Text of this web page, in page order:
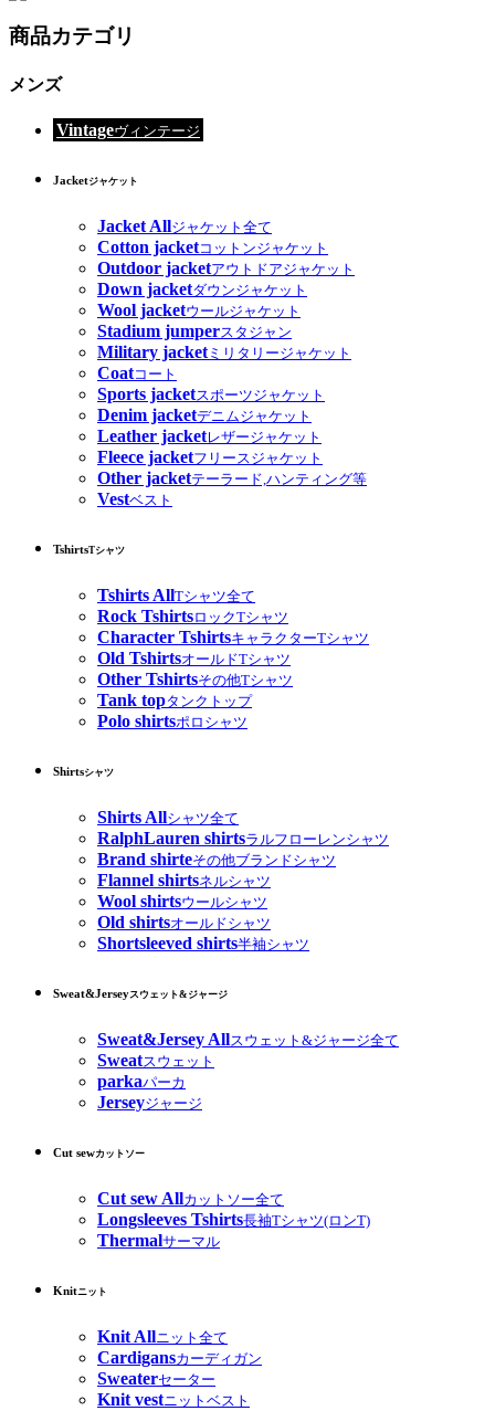
商品カテゴリ
メンズ
Vintageヴィンテージ
Jacketジャケット
Jacket Allジャケット全て
Cotton jacketコットンジャケット
Outdoor jacketアウトドアジャケット
Down jacketダウンジャケット
Wool jacketウールジャケット
Stadium jumperスタジャン
Military jacketミリタリージャケット
Coatコート
Sports jacketスポーツジャケット
Denim jacketデニムジャケット
Leather jacketレザージャケット
Fleece jacketフリースジャケット
Other jacketテーラード,ハンティング等
Vestベスト
TshirtsTシャツ
Tshirts AllTシャツ全て
Rock TshirtsロックTシャツ
Character TshirtsキャラクターTシャツ
Old TshirtsオールドTシャツ
Other Tshirtsその他Tシャツ
Tank topタンクトップ
Polo shirtsポロシャツ
Shirtsシャツ
Shirts Allシャツ全て
RalphLauren shirtsラルフローレンシャツ
Brand shirteその他ブランドシャツ
Flannel shirtsネルシャツ
Wool shirtsウールシャツ
Old shirtsオールドシャツ
Shortsleeved shirts半袖シャツ
Sweat&Jerseyスウェット&ジャージ
Sweat&Jersey Allスウェット&ジャージ全て
Sweatスウェット
parkaパーカ
Jerseyジャージ
Cut sewカットソー
Cut sew Allカットソー全て
Longsleeves Tshirts長袖Tシャツ(ロンT)
Thermalサーマル
Knitニット
Knit Allニット全て
Cardigansカーディガン
Sweaterセーター
Knit vestニットベスト